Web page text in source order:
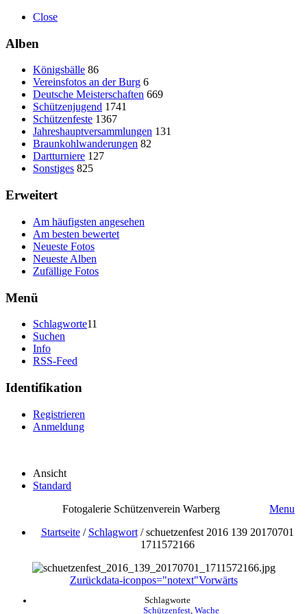
Close
Alben
Königsbälle 86
Vereinsfotos an der Burg 6
Deutsche Meisterschaften 669
Schützenjugend 1741
Schützenfeste 1367
Jahreshauptversammlungen 131
Braunkohlwanderungen 82
Dartturniere 127
Sonstiges 825
Erweitert
Am häufigsten angesehen
Am besten bewertet
Neueste Fotos
Neueste Alben
Zufällige Fotos
Menü
Schlagworte11
Suchen
Info
RSS-Feed
Identifikation
Registrieren
Anmeldung
Ansicht
Standard
Fotogalerie Schützenverein Warberg
Menu
Startseite/ Schlagwort /schuetzenfest 2016 139 20170701
1711572166
Zurückdata-iconpos="notext"Vorwärts
Schlagworte
Schützenfest, Wache